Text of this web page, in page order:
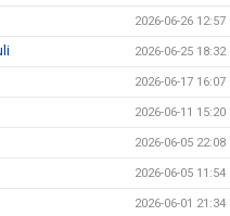
2026-06-26 12:57
2026-06-25 18:32
2026-06-17 16:07
2026-06-11 15:20
2026-06-05 22:08
2026-06-05 11:54
2026-06-01 21:34